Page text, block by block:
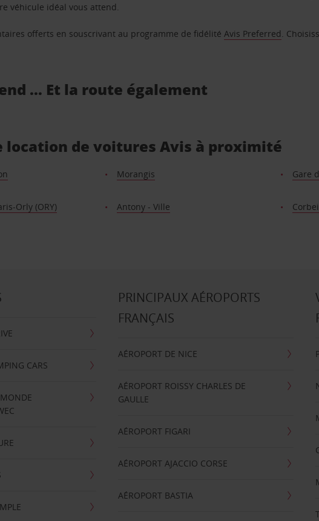
véhicule idéal vous attend.
offerts en souscrivant au programme de fidélitéAvis Preferred.
… Et la route également
location de voitures Avis à proximité
Morangis Gare
Orly (ORY) Antony - Ville
CARS
PRINCIPAUX AÉROPORTS
FRANÇAIS
AÉROPORT DE NICE
AÉROPORT ROISSY CHARLES DE
GAULLE
AÉROPORT FIGARI
AÉROPORT AJACCIO CORSE
AÉROPORT BASTIA